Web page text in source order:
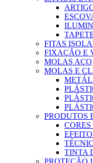
FITAS
FIXAÇÃO E
MOLAS AÇO
MOLAS E
PRODUTOS
TINTA